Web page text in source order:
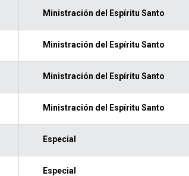
Ministración del Espíritu Santo
Ministración del Espíritu Santo
Ministración del Espíritu Santo
Ministración del Espíritu Santo
Especial
Especial